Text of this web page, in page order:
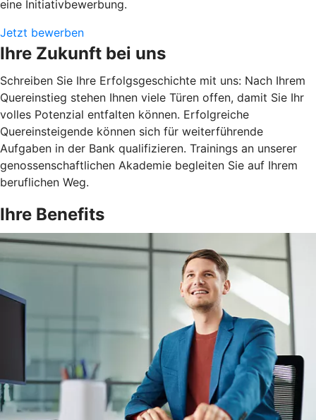
eine Initiativbewerbung.
Jetzt bewerben
Ihre Zukunft bei uns
Schreiben Sie Ihre Erfolgsgeschichte mit uns: Nach Ihrem
Quereinstieg stehen Ihnen viele Türen offen, damit Sie Ihr
volles Potenzial entfalten können. Erfolgreiche
Quereinsteigende können sich für weiterführende
Aufgaben in der Bank qualifizieren. Trainings an unserer
genossenschaftlichen Akademie begleiten Sie auf Ihrem
beruflichen Weg.
Ihre Benefits